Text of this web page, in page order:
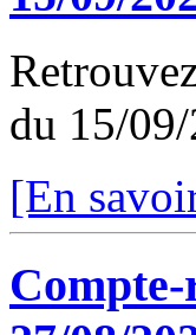
du 15/
[En